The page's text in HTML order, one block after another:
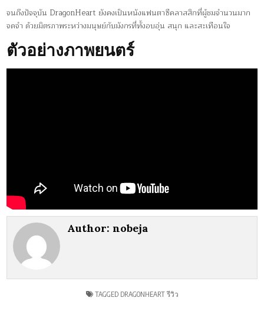
จนถึงปัจจุบัน DragonHeart ยังคงเป็นหนังแฟนตาซีคลาสสิกที่ผู้ชมจำนวนมาก
จดจำ ด้วยมิตรภาพระหว่างมนุษย์กับมังกรที่ทั้งอบอุ่น สนุก และสะเทือนใจ
ตัวอย่างภาพยนตร์
Author:nobeja
TAGGED DRAGONHEART รีวิว